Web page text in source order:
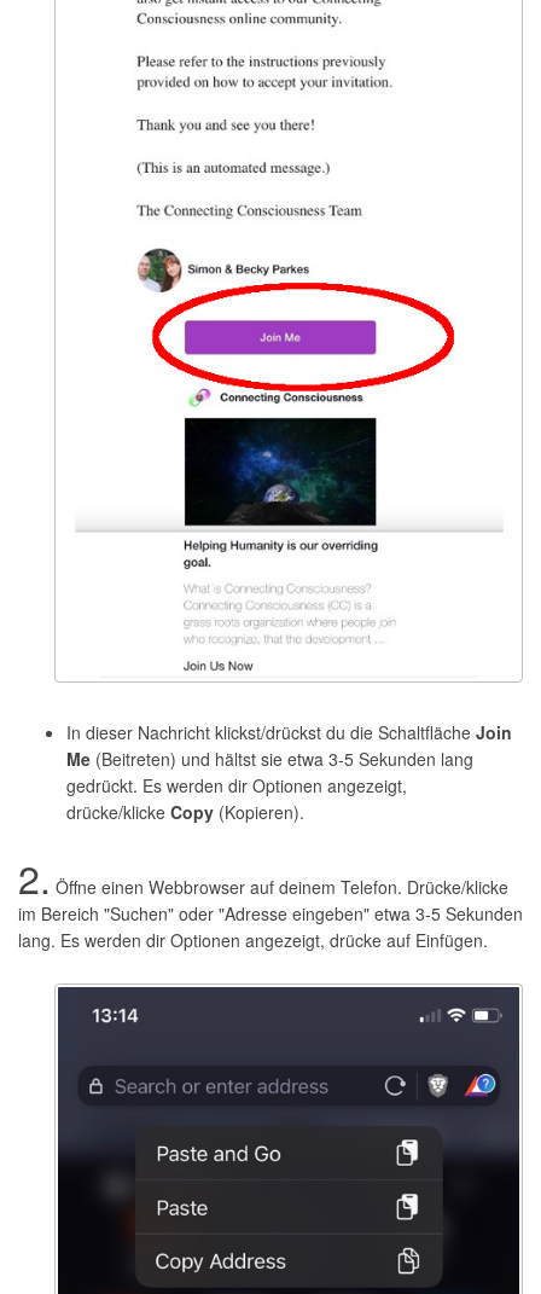
In dieser Nachricht klickst/drückst du die Schaltfläche Join
Me (Beitreten) und hältst sie etwa 3-5 Sekunden lang
gedrückt. Es werden dir Optionen angezeigt,
drücke/klicke Copy (Kopieren).
2. Öffne einen Webbrowser auf deinem Telefon. Drücke/klicke
im Bereich "Suchen" oder "Adresse eingeben" etwa 3-5 Sekunden
lang. Es werden dir Optionen angezeigt, drücke auf Einfügen.